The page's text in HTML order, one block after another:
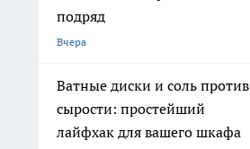
подряд
Вчера
Ватные диски и соль против
сырости: простейший
лайфхак для вашего шкафа